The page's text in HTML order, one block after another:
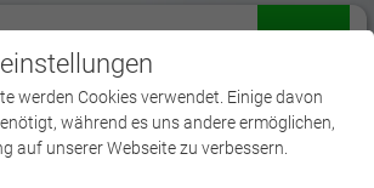
werden Cookies verwendet. Einige davon
während es uns andere ermöglichen,
auf unserer Webseite zu verbessern.